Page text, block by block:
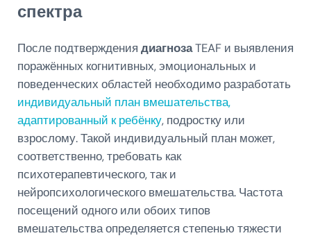
спектра
После подтверждения диагнозаTEAF и выявления
поражённых когнитивных, эмоциональных и
поведенческих областей необходимо разработать
индивидуальный план вмешательства,
адаптированный к ребёнку, подростку или
взрослому. Такой индивидуальный план может,
соответственно, требовать как
психотерапевтического, так и
нейропсихологического вмешательства. Частота
посещений одного или обоих типов
вмешательства определяется степенью тяжести